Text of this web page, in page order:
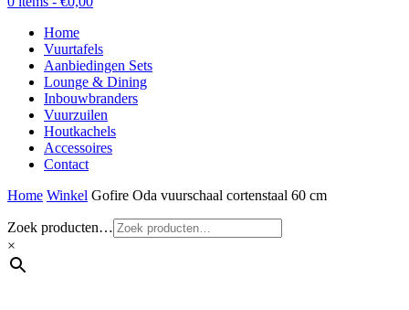
Home
Vuurtafels
Aanbiedingen Sets
Lounge & Dining
Inbouwbranders
Vuurzuilen
Houtkachels
Accessoires
Contact
Home Winkel Gofire Oda vuurschaal cortenstaal 60 cm
Zoek producten…
×